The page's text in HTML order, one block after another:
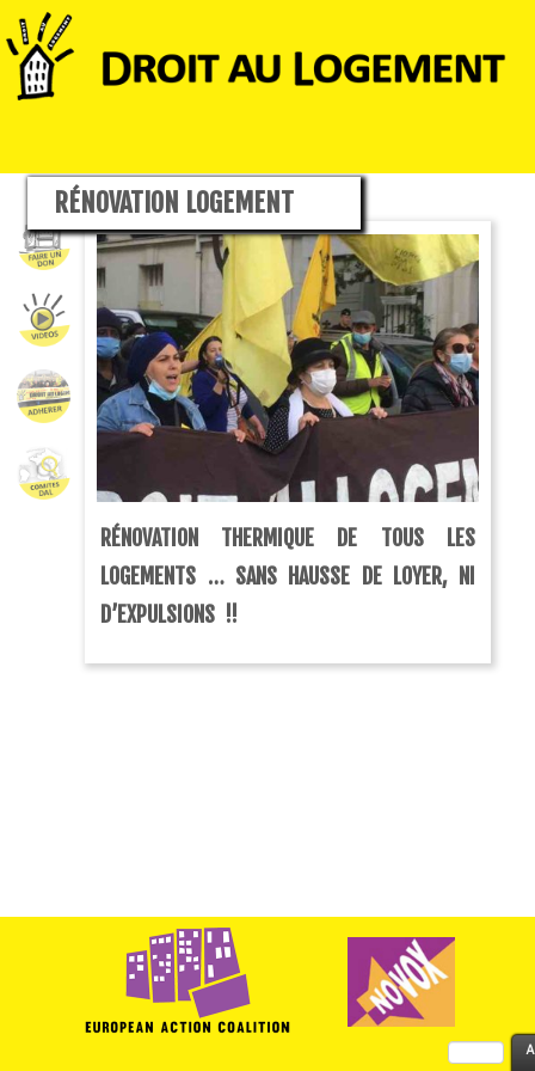
RÉNOVATION LOGEMENT
RÉNOVATION THERMIQUE DE TOUS LES
LOGEMENTS … SANS HAUSSE DE LOYER, NI
D’EXPULSIONS !!
Rechercher :